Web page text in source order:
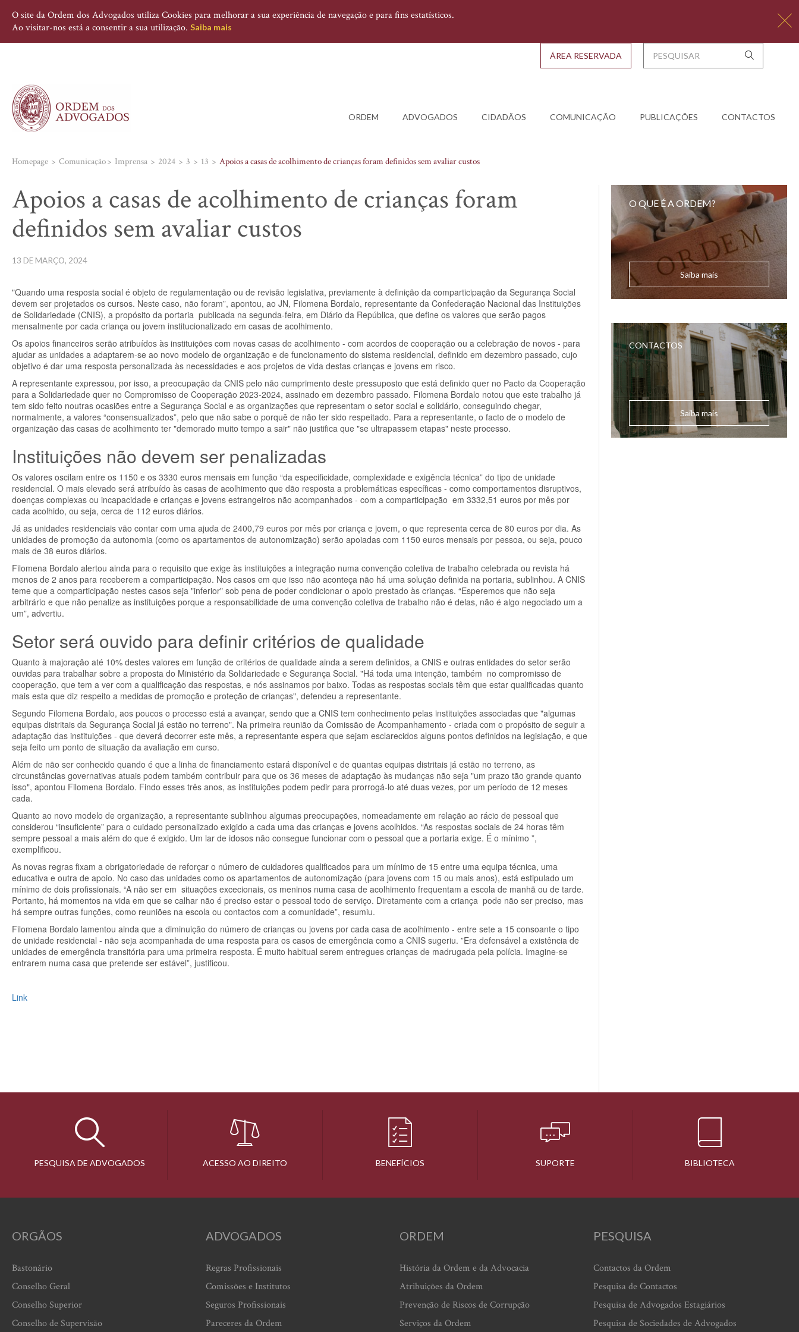
O site da Ordem dos Advogados utiliza Cookies para melhorar a sua experiência de navegação e para fins estatísticos.
Ao visitar-nos está a consentir a sua utilização. Saiba mais
ORDEM ADVOGADOS CIDADÃOS COMUNICAÇÃO PUBLICAÇÕES CONTACTOS
ÁREA RESERVADA
Homepage Comunicação Imprensa 2024 3 13 Apoios a casas de acolhimento de crianças foram definidos sem avaliar custos
Apoios a casas de acolhimento de crianças foram
definidos sem avaliar custos
13 DE MARÇO, 2024
"Quando uma resposta social é objeto de regulamentação ou de revisão legislativa, previamente à definição da comparticipação da Segurança Social
devem ser projetados os cursos. Neste caso, não foram”, apontou, ao JN, Filomena Bordalo, representante da Confederação Nacional das Instituições
de Solidariedade (CNIS), a propósito da portaria publicada na segunda-feira, em Diário da República, que define os valores que serão pagos
mensalmente por cada criança ou jovem institucionalizado em casas de acolhimento.
Os apoios financeiros serão atribuídos às instituições com novas casas de acolhimento - com acordos de cooperação ou a celebração de novos - para
ajudar as unidades a adaptarem-se ao novo modelo de organização e de funcionamento do sistema residencial, definido em dezembro passado, cujo
objetivo é dar uma resposta personalizada às necessidades e aos projetos de vida destas crianças e jovens em risco.
A representante expressou, por isso, a preocupação da CNIS pelo não cumprimento deste pressuposto que está definido quer no Pacto da Cooperação
para a Solidariedade quer no Compromisso de Cooperação 2023-2024, assinado em dezembro passado. Filomena Bordalo notou que este trabalho já
tem sido feito noutras ocasiões entre a Segurança Social e as organizações que representam o setor social e solidário, conseguindo chegar,
normalmente, a valores “consensualizados”, pelo que não sabe o porquê de não ter sido respeitado. Para a representante, o facto de o modelo de
organização das casas de acolhimento ter "demorado muito tempo a sair" não justifica que "se ultrapassem etapas" neste processo.
Instituições não devem ser penalizadas
Os valores oscilam entre os 1150 e os 3330 euros mensais em função “da especificidade, complexidade e exigência técnica” do tipo de unidade
residencial. O mais elevado será atribuído às casas de acolhimento que dão resposta a problemáticas específicas - como comportamentos disruptivos,
doenças complexas ou incapacidade e crianças e jovens estrangeiros não acompanhados - com a comparticipação em 3332,51 euros por mês por
cada acolhido, ou seja, cerca de 112 euros diários.
Já as unidades residenciais vão contar com uma ajuda de 2400,79 euros por mês por criança e jovem, o que representa cerca de 80 euros por dia. As
unidades de promoção da autonomia (como os apartamentos de autonomização) serão apoiadas com 1150 euros mensais por pessoa, ou seja, pouco
mais de 38 euros diários.
Filomena Bordalo alertou ainda para o requisito que exige às instituições a integração numa convenção coletiva de trabalho celebrada ou revista há
menos de 2 anos para receberem a comparticipação. Nos casos em que isso não aconteça não há uma solução definida na portaria, sublinhou. A CNIS
teme que a comparticipação nestes casos seja "inferior" sob pena de poder condicionar o apoio prestado às crianças. “Esperemos que não seja
arbitrário e que não penalize as instituições porque a responsabilidade de uma convenção coletiva de trabalho não é delas, não é algo negociado um a
um”, advertiu.
Setor será ouvido para definir critérios de qualidade
Quanto à majoração até 10% destes valores em função de critérios de qualidade ainda a serem definidos, a CNIS e outras entidades do setor serão
ouvidas para trabalhar sobre a proposta do Ministério da Solidariedade e Segurança Social. "Há toda uma intenção, também no compromisso de
cooperação, que tem a ver com a qualificação das respostas, e nós assinamos por baixo. Todas as respostas sociais têm que estar qualificadas quanto
mais esta que diz respeito a medidas de promoção e proteção de crianças", defendeu a representante.
Segundo Filomena Bordalo, aos poucos o processo está a avançar, sendo que a CNIS tem conhecimento pelas instituições associadas que "algumas
equipas distritais da Segurança Social já estão no terreno". Na primeira reunião da Comissão de Acompanhamento - criada com o propósito de seguir a
adaptação das instituições - que deverá decorrer este mês, a representante espera que sejam esclarecidos alguns pontos definidos na legislação, e que
seja feito um ponto de situação da avaliação em curso.
Além de não ser conhecido quando é que a linha de financiamento estará disponível e de quantas equipas distritais já estão no terreno, as
circunstâncias governativas atuais podem também contribuir para que os 36 meses de adaptação às mudanças não seja "um prazo tão grande quanto
isso", apontou Filomena Bordalo. Findo esses três anos, as instituições podem pedir para prorrogá-lo até duas vezes, por um período de 12 meses
cada.
Quanto ao novo modelo de organização, a representante sublinhou algumas preocupações, nomeadamente em relação ao rácio de pessoal que
considerou “insuficiente” para o cuidado personalizado exigido a cada uma das crianças e jovens acolhidos. “As respostas sociais de 24 horas têm
sempre pessoal a mais além do que é exigido. Um lar de idosos não consegue funcionar com o pessoal que a portaria exige. É o mínimo ”,
exemplificou.
As novas regras fixam a obrigatoriedade de reforçar o número de cuidadores qualificados para um mínimo de 15 entre uma equipa técnica, uma
educativa e outra de apoio. No caso das unidades como os apartamentos de autonomização (para jovens com 15 ou mais anos), está estipulado um
mínimo de dois profissionais. “A não ser em situações excecionais, os meninos numa casa de acolhimento frequentam a escola de manhã ou de tarde.
Portanto, há momentos na vida em que se calhar não é preciso estar o pessoal todo de serviço. Diretamente com a criança pode não ser preciso, mas
há sempre outras funções, como reuniões na escola ou contactos com a comunidade”, resumiu.
Filomena Bordalo lamentou ainda que a diminuição do número de crianças ou jovens por cada casa de acolhimento - entre sete a 15 consoante o tipo
de unidade residencial - não seja acompanhada de uma resposta para os casos de emergência como a CNIS sugeriu. ”Era defensável a existência de
unidades de emergência transitória para uma primeira resposta. É muito habitual serem entregues crianças de madrugada pela polícia. Imagine-se
entrarem numa casa que pretende ser estável”, justificou.
Link
O QUE É A ORDEM?
Saiba mais
CONTACTOS
Saiba mais
PESQUISA DE ADVOGADOS ACESSO AO DIREITO BENEFÍCIOS SUPORTE BIBLIOTECA
ORGÃOS
Bastonário
Conselho Geral
Conselho Superior
Conselho de Supervisão
ADVOGADOS
Regras Profissionais
Comissões e Institutos
Seguros Profissionais
Pareceres da Ordem
ORDEM
História da Ordem e da Advocacia
Atribuições da Ordem
Prevenção de Riscos de Corrupção
Serviços da Ordem
PESQUISA
Contactos da Ordem
Pesquisa de Contactos
Pesquisa de Advogados Estagiários
Pesquisa de Sociedades de Advogados